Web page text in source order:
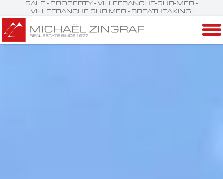
SALE - PROPERTY - VILLEFRANCHE-SUR-MER -
VILLEFRANCHE SUR MER - BREATHTAKING!